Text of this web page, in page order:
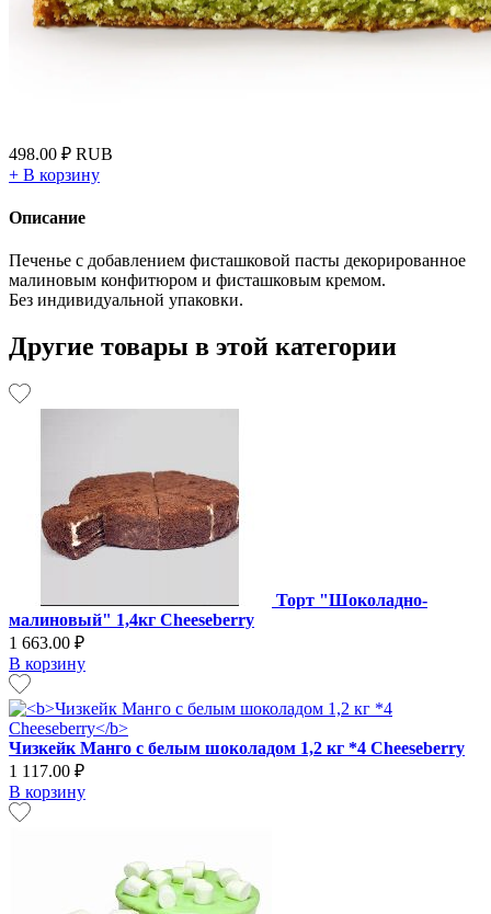
498.00 ₽ RUB
+ В корзину
Описание
Печенье с добавлением фисташковой пасты декорированное
малиновым конфитюром и фисташковым кремом.
Без индивидуальной упаковки.
Другие товары в этой категории
Торт "Шоколадно-
малиновый" 1,4кг Cheeseberry
1 663.00 ₽
В корзину
Чизкейк Манго с белым шоколадом 1,2 кг *4 Cheeseberry
1 117.00 ₽
В корзину